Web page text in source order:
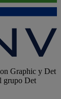
Graphic y Det
grupo Det